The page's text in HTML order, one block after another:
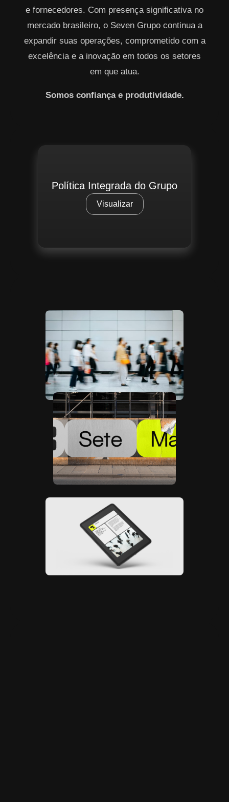
e fornecedores. Com presença significativa no
mercado brasileiro, o Seven Grupo continua a
expandir suas operações, comprometido com a
excelência e a inovação em todos os setores
em que atua.
Somos confiança e produtividade.
Política Integrada do Grupo
Visualizar